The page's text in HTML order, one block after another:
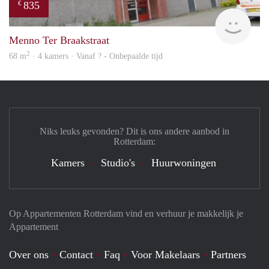
€ 835
Menno Ter Braakstraat
68 m2 · 4 kamers · Vanaf ? - Onbepaalde tijd
Op Appartementen Rotterdam vind en verhuur je makkelijk je
Appartement
Over ons Contact Faq Voor Makelaars Partners
Niks leuks gevonden? Dit is ons andere aanbod in
Rotterdam:
Kamers Studio's Huurwoningen